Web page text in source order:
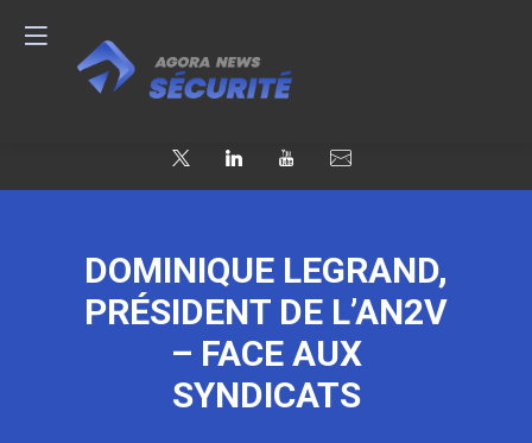
DOMINIQUE LEGRAND,
PRÉSIDENT DE L’AN2V
– FACE AUX
SYNDICATS